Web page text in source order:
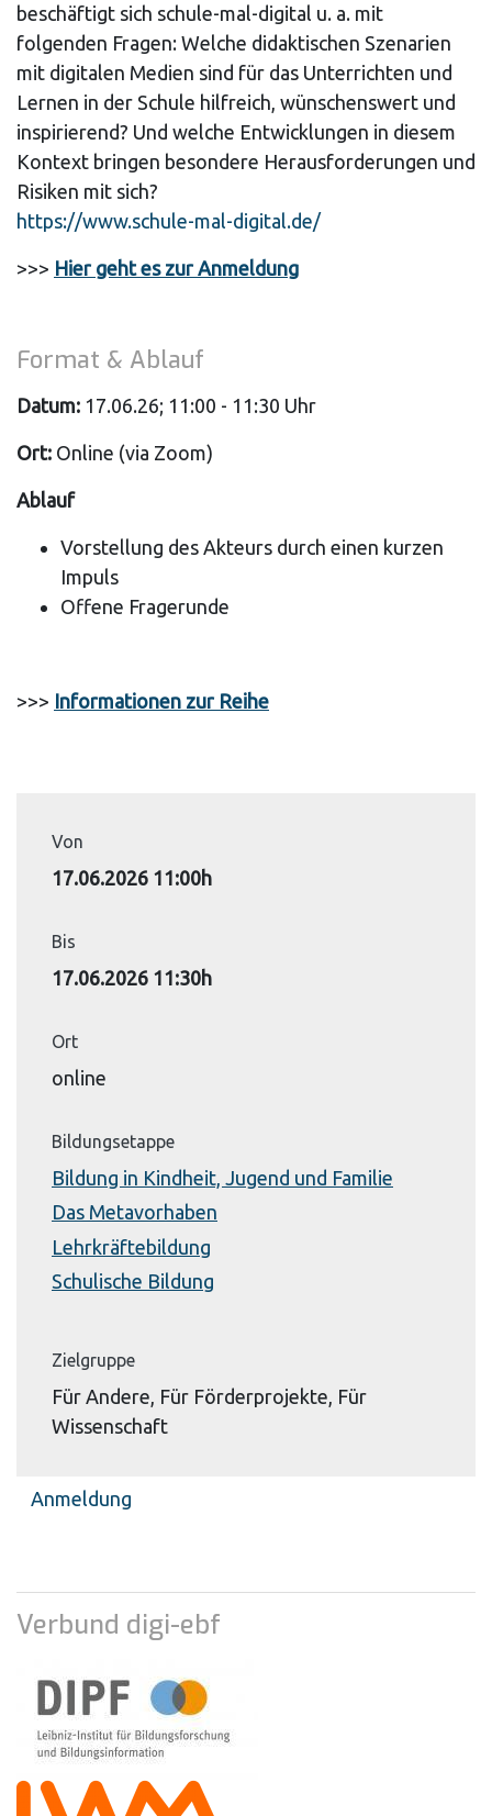
beschäftigt sich schule-mal-digital u. a. mit
folgenden Fragen: Welche didaktischen Szenarien
mit digitalen Medien sind für das Unterrichten und
Lernen in der Schule hilfreich, wünschenswert und
inspirierend? Und welche Entwicklungen in diesem
Kontext bringen besondere Herausforderungen und
Risiken mit sich?
https://www.schule-mal-digital.de/
>>> Hier geht es zur Anmeldung
Format & Ablauf
Datum: 17.06.26; 11:00 - 11:30 Uhr
Ort: Online (via Zoom)
Ablauf
Vorstellung des Akteurs durch einen kurzen
Impuls
Offene Fragerunde
>>> Informationen zur Reihe
Von
17.06.2026 11:00h
Bis
17.06.2026 11:30h
Ort
online
Bildungsetappe
Bildung in Kindheit, Jugend und Familie
Das Metavorhaben
Lehrkräftebildung
Schulische Bildung
Zielgruppe
Für Andere, Für Förderprojekte, Für
Wissenschaft
Anmeldung
Verbund digi-ebf